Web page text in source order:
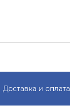
Доставка и оплата